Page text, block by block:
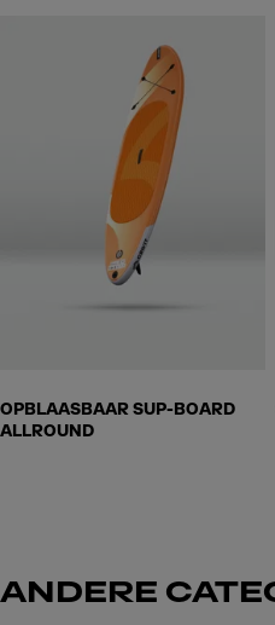
OPBLAASBAAR SUP-BOARD
ALLROUND
ANDERE